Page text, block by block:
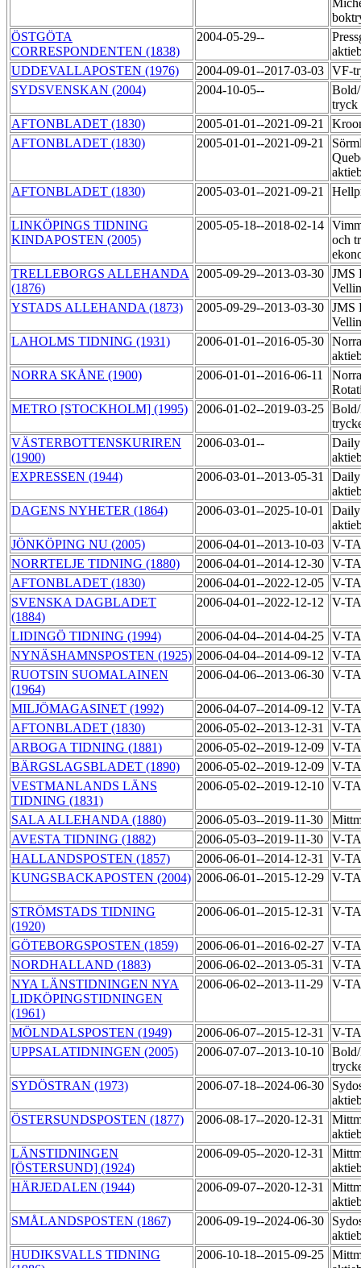
ÖSTGÖTA
CORRESPONDENTEN (1838)
2004-05-29--
UDDEVALLAPOSTEN (1976)
2004-09-01--2017-03-03 VF-
SYDSVENSKAN (2004)
2004-10-05--
Bold/
tryck
AFTONBLADET (1830)
2005-01-01--2021-09-21
AFTONBLADET (1830)
2005-01-01--2021-09-21
AFTONBLADET (1830)
2005-03-01--2021-09-21
LINKÖPINGS TIDNING
KINDAPOSTEN (2005)
2005-05-18--2018-02-14
och
TRELLEBORGS ALLEHANDA
(1876)
2005-09-29--2013-03-30 JMS
YSTADS ALLEHANDA (1873)
2005-09-29--2013-03-30 JMS
LAHOLMS TIDNING (1931)
2006-01-01--2016-05-30
NORRA SKÅNE (1900)
2006-01-01--2016-06-11
METRO [STOCKHOLM] (1995)
2006-01-02--2019-03-25
VÄSTERBOTTENSKURIREN
(1900)
2006-03-01--
EXPRESSEN (1944)
2006-03-01--2013-05-31
DAGENS NYHETER (1864)
2006-03-01--2025-10-01
JÖNKÖPING NU (2005)
2006-04-01--2013-10-03 V-
NORRTELJE TIDNING (1880)
2006-04-01--2014-12-30 V-
AFTONBLADET (1830)
2006-04-01--2022-12-05 V-
SVENSKA DAGBLADET
(1884)
2006-04-01--2022-12-12 V-
LIDINGÖ TIDNING (1994) 2006-04-04--2014-04-25 V-
NYNÄSHAMNSPOSTEN (1925) 2006-04-04--2014-09-12
V-
RUOTSIN SUOMALAINEN
(1964)
2006-04-06--2013-06-30 V-
MILJÖMAGASINET (1992) 2006-04-07--2014-09-12
V-
AFTONBLADET (1830)
2006-05-02--2013-12-31
V-
ARBOGA TIDNING (1881)
2006-05-02--2019-12-09 V-
BÄRGSLAGSBLADET (1890)
2006-05-02--2019-12-09 V-
VESTMANLANDS LÄNS
TIDNING (1831)
2006-05-02--2019-12-10 V-
SALA ALLEHANDA (1880) 2006-05-03--2019-11-30
AVESTA TIDNING (1882)
2006-05-03--2019-11-30
V-
HALLANDSPOSTEN (1857)
2006-06-01--2014-12-31
V-
KUNGSBACKAPOSTEN (2004) 2006-06-01--2015-12-29 V-
STRÖMSTADS TIDNING
(1920)
2006-06-01--2015-12-31 V-
GÖTEBORGSPOSTEN (1859) 2006-06-01--2016-02-27 V-
NORDHALLAND (1883)
2006-06-02--2013-05-31
V-
NYA LÄNSTIDNINGEN NYA
LIDKÖPINGSTIDNINGEN
(1961)
2006-06-02--2013-11-29 V-
MÖLNDALSPOSTEN (1949) 2006-06-07--2015-12-31
V-
UPPSALATIDNINGEN (2005)
2006-07-07--2013-10-10
SYDÖSTRAN (1973)
2006-07-18--2024-06-30
ÖSTERSUNDSPOSTEN (1877)
2006-08-17--2020-12-31
LÄNSTIDNINGEN
[ÖSTERSUND] (1924)
2006-09-05--2020-12-31
HÄRJEDALEN (1944)
2006-09-07--2020-12-31
SMÅLANDSPOSTEN (1867)
2006-09-19--2024-06-30
HUDIKSVALLS TIDNING
2006-10-18--2015-09-25